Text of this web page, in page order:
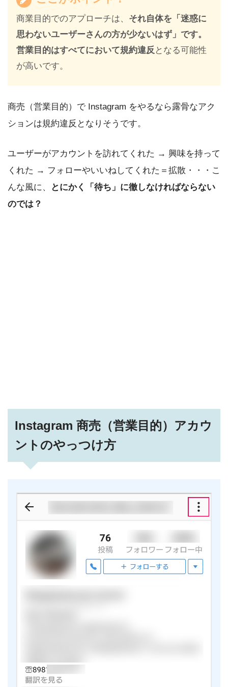
商業目的でのアプローチは、 それ自体を「迷惑に
思わないユーザーさんの方が少ないはず」です。
営業目的はすべてにおいて規約違反 となる可能性
が高いです。
商売（営業目的）で Instagram をやるなら露骨なアク
ションは規約違反となりそうです。
ユーザーがアカウントを訪れてくれた → 興味を持って
くれた → フォローやいいねしてくれた＝拡散・・・こ
んな風に、
とにかく「待ち」に徹しなければならない
のでは？
Instagram 商売（営業目的）アカウ
ントのやっつけ方